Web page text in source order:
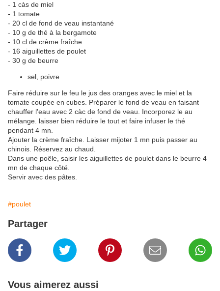
- 1 càs de miel
- 1 tomate
- 20 cl de fond de veau instantané
- 10 g de thé à la bergamote
- 10 cl de crème fraîche
- 16 aiguillettes de poulet
- 30 g de beurre
sel, poivre
Faire réduire sur le feu le jus des oranges avec le miel et la
tomate coupée en cubes. Préparer le fond de veau en faisant
chauffer l'eau avec 2 càc de fond de veau. Incorporez le au
mélange. laisser bien réduire le tout et faire infuser le thé
pendant 4 mn.
Ajouter la crème fraîche. Laisser mijoter 1 mn puis passer au
chinois. Réservez au chaud.
Dans une poêle, saisir les aiguillettes de poulet dans le beurre 4
mn de chaque côté.
Servir avec des pâtes.
#poulet
Partager
Vous aimerez aussi